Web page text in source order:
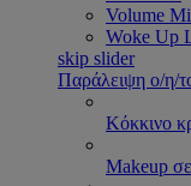
Volume
Woke Up
skip slider
Παράλειψη ο/η/
Κόκκινο
Makeup